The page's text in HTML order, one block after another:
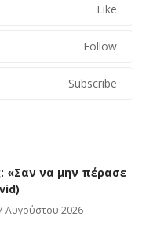
Like
Follow
Subscribe
«Σαν να μην πέρασε
Αυγούστου 2026